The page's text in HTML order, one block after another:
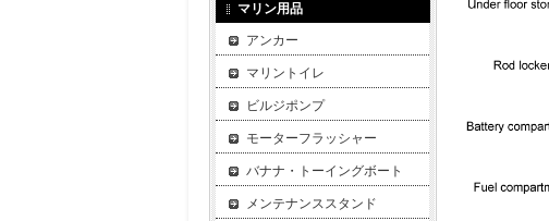
マリン用品
アンカー
マリントイレ
ビルジポンプ
モーターフラッシャー
バナナ・トーイングボート
メンテナンススタンド